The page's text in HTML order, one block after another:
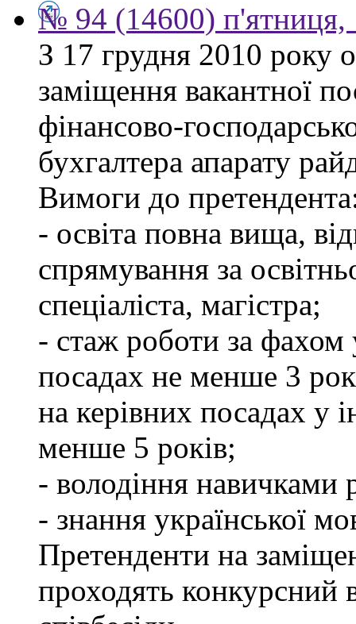
№ 94 (14600) п'ятниця,
З 17 грудня 2010 року
заміщення вакантної
фінансово-
бухгалтера апарату
Вимоги до
- освіта повна вища,
спрямування за
спеціаліста, магістра;
- стаж роботи за фахом
посадах не менше 3
на керівних посадах у
менше 5 років;
- володіння навичками
- знання української
Претенденти на
проходять конкурсний